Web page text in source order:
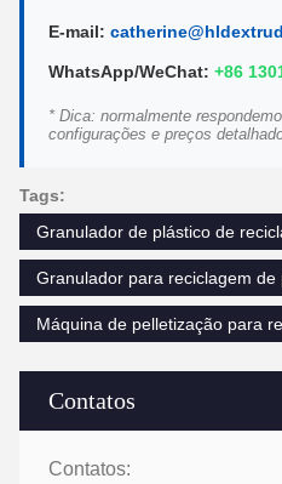
Contatos
Contatos:
E-mail:
WhatsApp/WeChat: +86
* Dica: normalmente
configurações e preços
Tags:
Granulador de plástico de
Granulador para reciclagem de
Máquina de pelletização para